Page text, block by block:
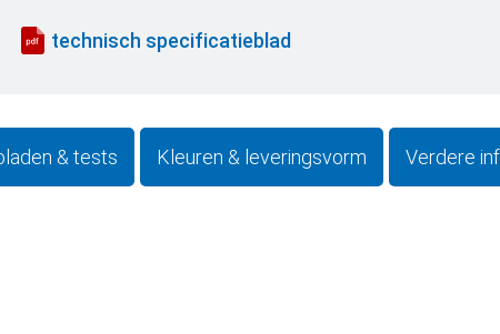
technisch specificatieblad
& tests Kleuren & leveringsvorm Verdere